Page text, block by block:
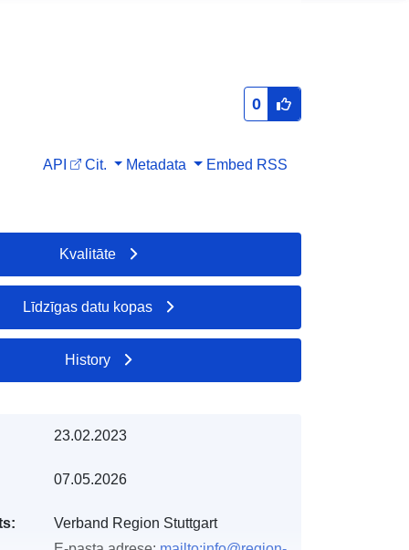
0
API Cit. Metadata Embed RSS
Kvalitāte
Līdzīgas datu kopas
History
23.02.2023
07.05.2026
Verband Region Stuttgart